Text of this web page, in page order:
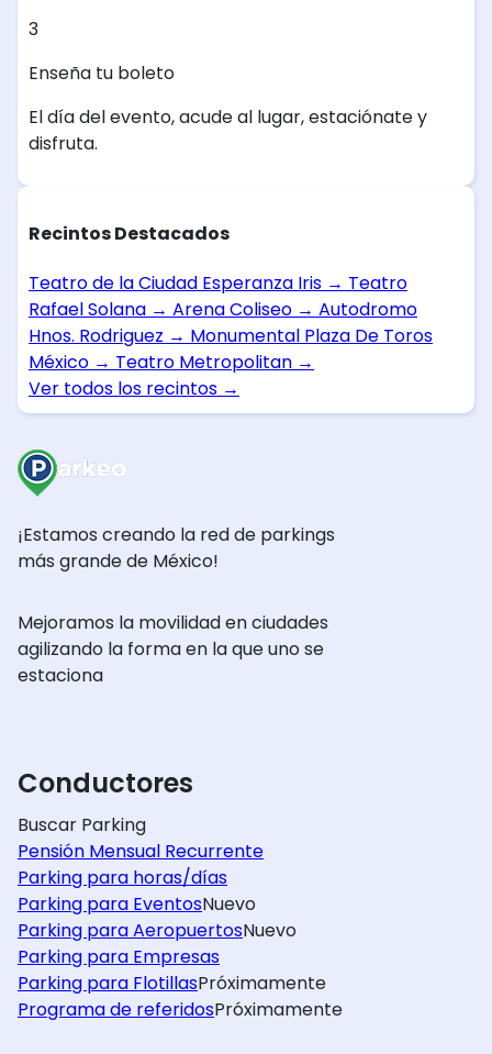
3
Enseña tu boleto
El día del evento, acude al lugar, estaciónate y
disfruta.
Recintos Destacados
Teatro de la Ciudad Esperanza Iris → Teatro
Rafael Solana → Arena Coliseo → Autodromo
Hnos. Rodriguez → Monumental Plaza De Toros
México → Teatro Metropolitan →
Ver todos los recintos →
¡Estamos creando la red de parkings
más grande de México!
Mejoramos la movilidad en ciudades
agilizando la forma en la que uno se
estaciona
Conductores
Buscar Parking
Pensión Mensual Recurrente
Parking para horas/días
Parking para EventosNuevo
Parking para AeropuertosNuevo
Parking para Empresas
Parking para FlotillasPróximamente
Programa de referidosPróximamente